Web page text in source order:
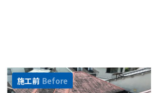
施工前 Before